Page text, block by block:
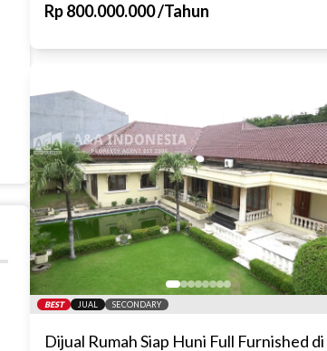
Rp800.000.000/Tahun
BEST JUAL SECONDARY
Dijual Rumah Siap Huni Full Furnished di